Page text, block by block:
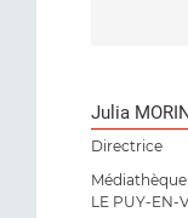
Julia
Directrice
LE PUY-EN-